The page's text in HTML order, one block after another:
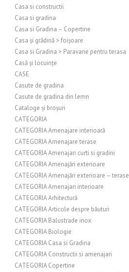
Casa si constructii
Casa si gradina
Casa si Gradina – Copertine
Casa și grădină > foișoare
Casa si Gradina > Paravane pentru terasa
Casă și locuințe
CASE
Casute de gradina
Casute de gradina din lemn
Cataloge și broșuri
CATEGORIA
CATEGORIA Amenajare interioară
CATEGORIA Amenajare terase
CATEGORIA Amenajari curti si gradini
CATEGORIA Amenajări exterioare
CATEGORIA Amenajări exterioare – terase
CATEGORIA Amenajari interioare
CATEGORIA Arhitectură
CATEGORIA Articole despre băuturi
CATEGORIA Balustrade inox
CATEGORIA Biologie
CATEGORIA Casa si Gradina
CATEGORIA Constructii si amenajari
CATEGORIA Copertine